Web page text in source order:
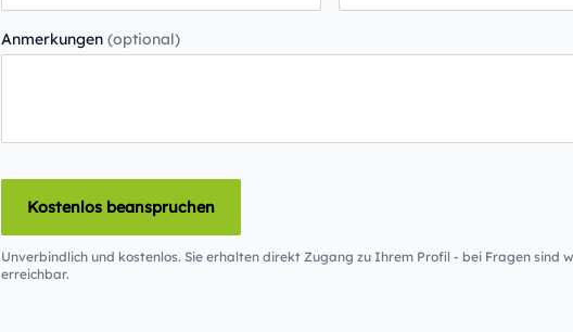
Anmerkungen (optional)
Kostenlos beanspruchen
Unverbindlich und kostenlos. Sie erhalten direkt Zugang zu Ihrem Profil - bei Fragen sind
erreichbar.